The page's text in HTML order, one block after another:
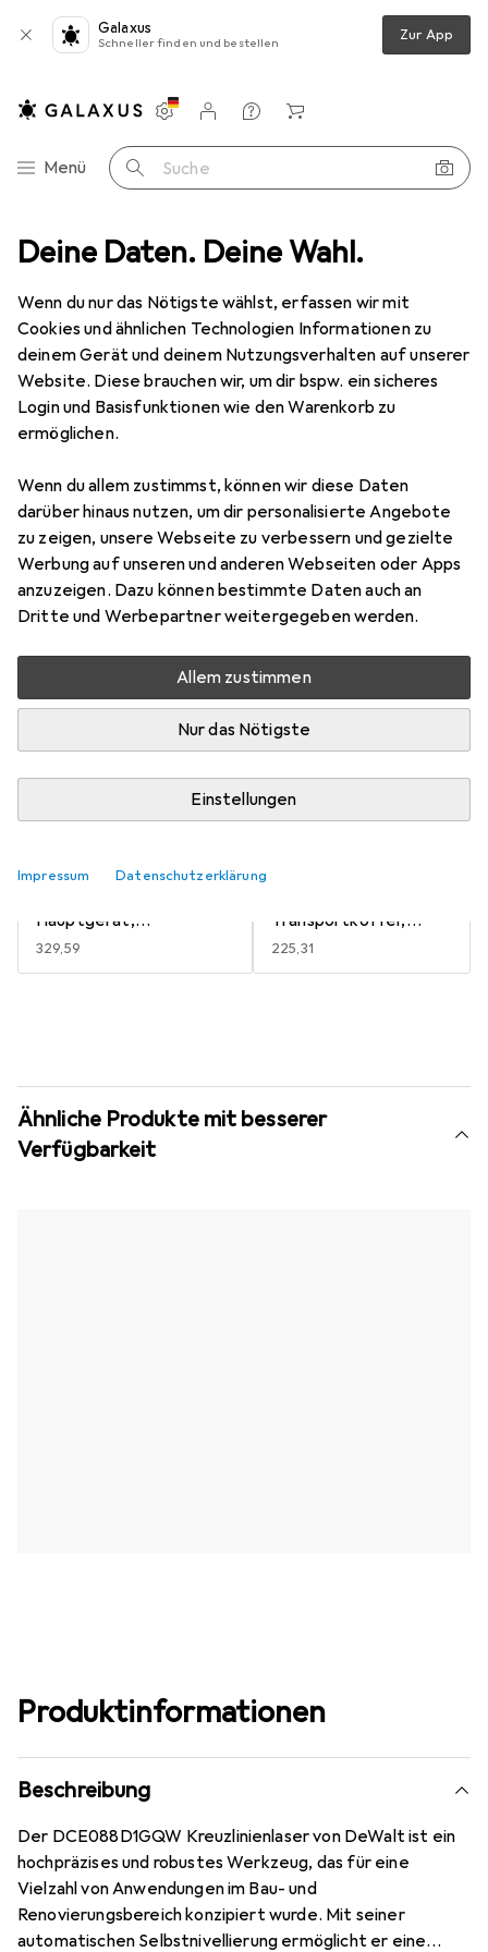
Deine Daten. Deine Wahl.
Wenn du nur das Nötigste wählst, erfassen wir mit
Cookies und ähnlichen Technologien Informationen zu
deinem Gerät und deinem Nutzungsverhalten auf unserer
Website. Diese brauchen wir, um dir bspw. ein sicheres
Login und Basisfunktionen wie den Warenkorb zu
ermöglichen.
Wenn du allem zustimmst, können wir diese Daten
darüber hinaus nutzen, um dir personalisierte Angebote
zu zeigen, unsere Webseite zu verbessern und gezielte
Werbung auf unseren und anderen Webseiten oder Apps
anzuzeigen. Dazu können bestimmte Daten auch an
Dritte und Werbepartner weitergegeben werden.
Allem zustimmen
Nur das Nötigste
Einstellungen
Impressum Datenschutzerklärung
Galaxus
Schneller finden und bestellen Zur App
Navigation nach Kategorien
Menü Suche
Einstellungen
Kundenkonto
Vergleichslisten
Merklisten
Warenkorb
+ Werkstatt Messgeräte Linienlaser
10 Bilder
DeWalt DCE088
Kreuzlinienlaser
Bewertungen Marke
Mehr von DeWalt
Aktuell nicht lieferbar
Benachrichtigen, wenn lieferbar
Vergleichen Merken
Hauptgerät,
Systemkoffer,
Zieltafel
EUR
329,59
Transportkoffer,
Zieltafel
EUR
225,31
Ähnliche Produkte mit besserer
Verfügbarkeit
Produktinformationen
Beschreibung
Der DCE088D1GQW Kreuzlinienlaser von DeWalt ist ein
hochpräzises und robustes Werkzeug, das für eine
Vielzahl von Anwendungen im Bau- und
Renovierungsbereich konzipiert wurde. Mit seiner
automatischen Selbstnivellierung ermöglicht er eine